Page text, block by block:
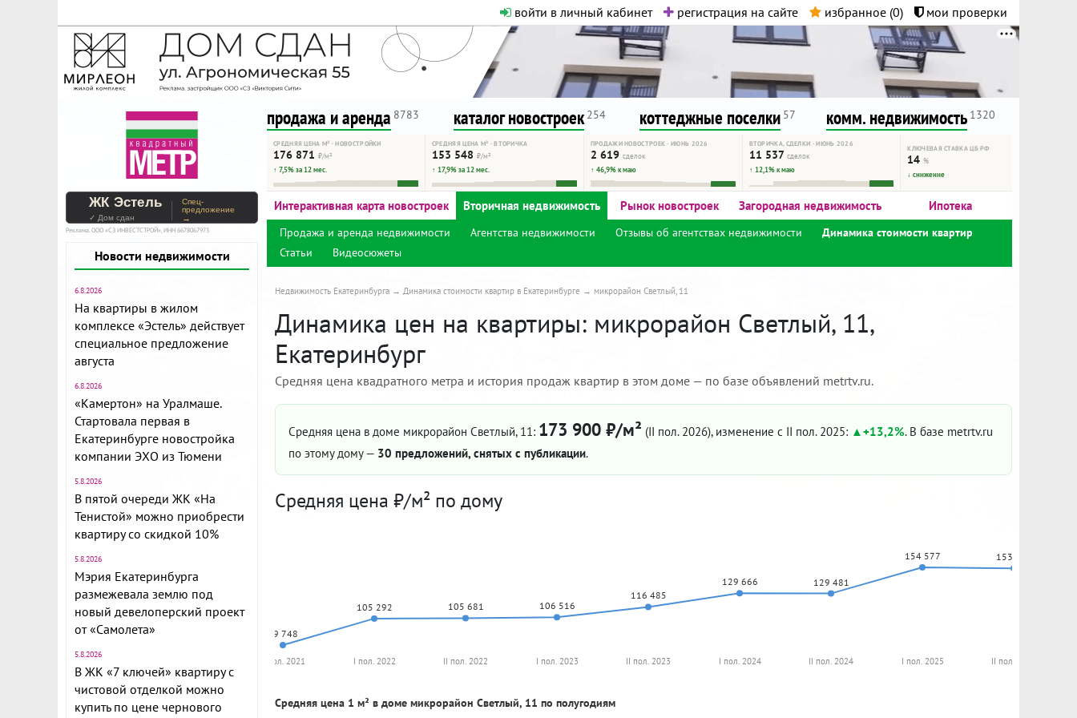
войти в личный кабинет регистрация на сайте избранное (0) мои проверки
На Метре реклама - только нормальная. Никакого шок-контента.
Помогайте независимому ресурсу, как он помогает вам. Удачи!
продажа и аренда 8783 каталог новостроек 254 коттеджные поселки 57 комм. недвижимость 1320
СРЕДНЯЯ ЦЕНА М² · НОВОСТРОЙКИ
176 871 ₽/м²
↑ 7,5% за 12 мес.
СРЕДНЯЯ ЦЕНА М² · ВТОРИЧКА
153 548 ₽/м²
↑ 17,9% за 12 мес.
ПРОДАЖИ НОВОСТРОЕК · ИЮНЬ 2026
2 619 сделок
↑ 46,9% к маю
ВТОРИЧКА, СДЕЛКИ · ИЮНЬ 2026
11 537 сделок
↑ 12,1% к маю
КЛЮЧЕВАЯ СТАВКА ЦБ РФ
14%
↓ снижение
ЖК Эстель
✓ Дом сдан
Спец-
предложение
→
Реклама. ООО «СЗ ИНВЕСТСТРОЙ», ИНН 6678067973
Новости недвижимости
6.8.2026
На квартиры в жилом
комплексе «Эстель» действует
специальное предложение
августа
6.8.2026
«Камертон» на Уралмаше.
Стартовала первая в
Екатеринбурге новостройка
компании ЭХО из Тюмени
5.8.2026
В пятой очереди ЖК «На
Тенистой» можно приобрести
квартиру со скидкой 10%
5.8.2026
Мэрия Екатеринбурга
размежевала землю под
новый девелоперский проект
от «Самолета»
5.8.2026
В ЖК «7 ключей» квартиру с
чистовой отделкой можно
купить по цене чернового
Интерактивная карта новостроек Вторичная недвижимость Рынок новостроек Загородная недвижимость Ипотека
Продажа и аренда недвижимости Агентства недвижимости Отзывы об агентствах недвижимости
Динамика стоимости квартир
Статьи
Видеосюжеты
Недвижимость Екатеринбурга Динамика стоимости квартир в Екатеринбурге микрорайон Светлый, 11
Динамика цен на квартиры: микрорайон Светлый, 11,
Екатеринбург
Средняя цена квадратного метра и история продаж квартир в этом доме — по базе объявлений metrtv.ru.
Средняя цена в доме микрорайон Светлый, 11: 173 900 ₽/м² (II пол. 2026), изменение с II пол. 2025: +13,2%. В базе metrtv.ru
по этому дому — 30 предложений, снятых с публикации.
Средняя цена ₽/м² по дому
79 748
105 292 105 681 106 516
116 485
129 666 129 481
154 577 153 673
II пол. 2021 I пол. 2022 II пол. 2022 I пол. 2023 II пол. 2023 I пол. 2024 II пол. 2024 I пол. 2025 II пол. 2025
Средняя цена 1 м² в доме микрорайон Светлый, 11 по полугодиям